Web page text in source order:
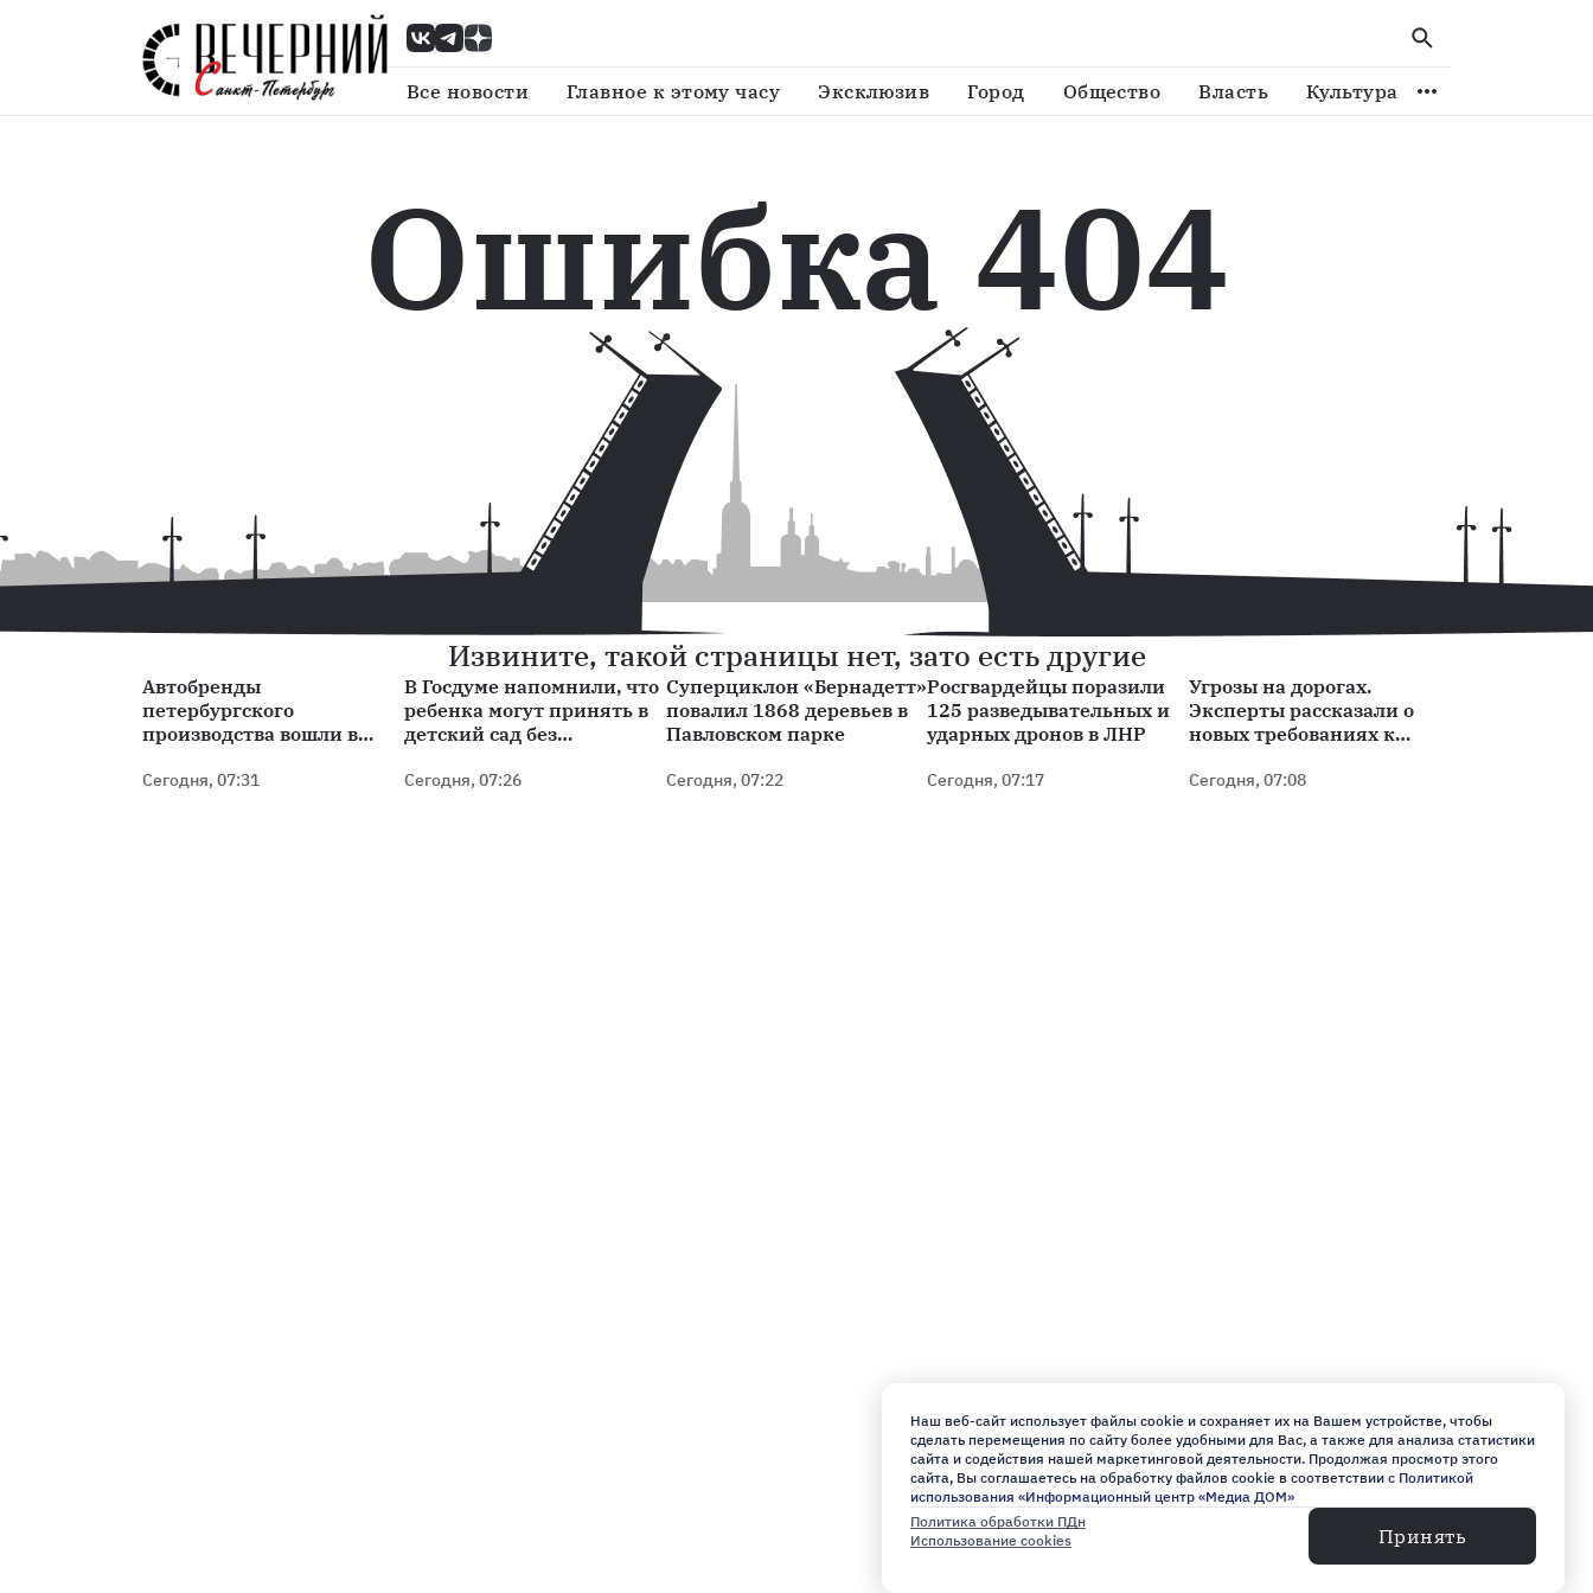
Все новости Главное к этому часу Эксклюзив Город Общество Власть Культура Спорт
Ошибка 404
Извините, такой страницы нет, зато есть другие
Автобренды
петербургского
производства вошли в
Сегодня, 07:31
В Госдуме напомнили, что
ребенка могут принять в
детский сад без
Сегодня, 07:26
Суперциклон «Бернадетт»
повалил 1868 деревьев в
Павловском парке
Сегодня, 07:22
Росгвардейцы поразили
125 разведывательных и
ударных дронов в ЛНР
Сегодня, 07:17
Угрозы на дорогах.
Эксперты рассказали о
новых требованиях к
электросамокатов
Сегодня, 07:08
Наш веб-сайт использует файлы cookie и сохраняет их на Вашем устройстве, чтобы
сделать перемещения по сайту более удобными для Вас, а также для анализа статистики
сайта и содействия нашей маркетинговой деятельности. Продолжая просмотр этого
сайта, Вы соглашаетесь на обработку файлов cookie в соответствии с Политикой
использования «Информационный центр «Медиа ДОМ»
Политика обработки ПДн
Использование cookies
Принять